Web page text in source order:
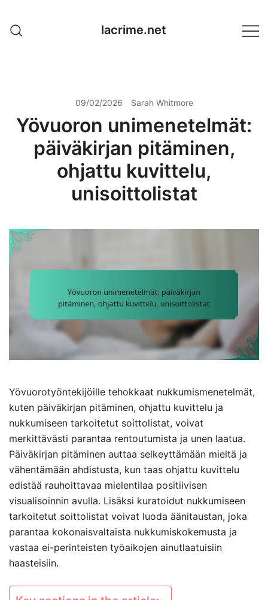
content
lacrime.net
09/02/2026 Sarah Whitmore
Yövuoron unimenetelmät:
päiväkirjan pitäminen,
ohjattu kuvittelu,
unisoittolistat
Yövuorotyöntekijöille tehokkaat nukkumismenetelmät,
kuten päiväkirjan pitäminen, ohjattu kuvittelu ja
nukkumiseen tarkoitetut soittolistat, voivat
merkittävästi parantaa rentoutumista ja unen laatua.
Päiväkirjan pitäminen auttaa selkeyttämään mieltä ja
vähentämään ahdistusta, kun taas ohjattu kuvittelu
edistää rauhoittavaa mielentilaa positiivisen
visualisoinnin avulla. Lisäksi kuratoidut nukkumiseen
tarkoitetut soittolistat voivat luoda äänitaustan, joka
parantaa kokonaisvaltaista nukkumiskokemusta ja
vastaa ei-perinteisten työaikojen ainutlaatuisiin
haasteisiin.